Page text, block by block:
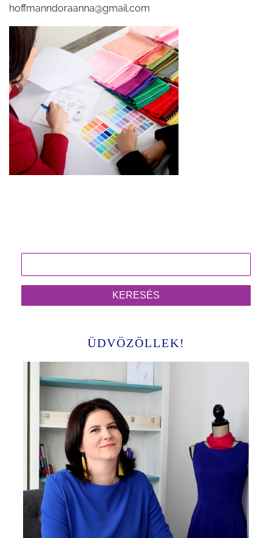
hoffmanndoraanna@gmail.com
ÜDVÖZÖLLEK!